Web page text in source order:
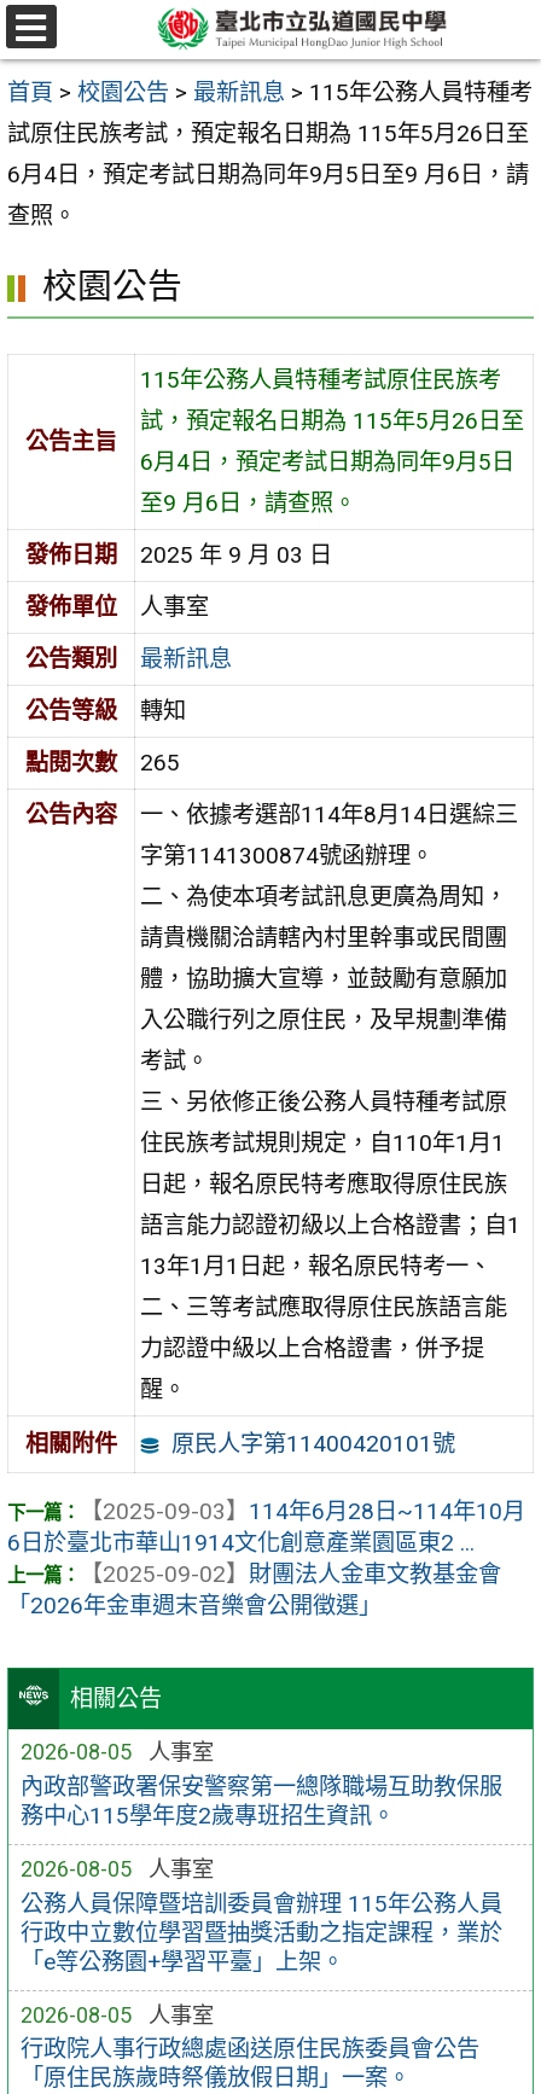
跳
至
主
要
內
容
選
單
首頁 > 校園公告 > 最新訊息 > 115年公務人員特種考
試原住民族考試，預定報名日期為 115年5月26日至
6月4日，預定考試日期為同年9月5日至9 月6日，請
查照。
相關公告
2026-08-05 人事室
內政部警政署保安警察第一總隊職場互助教保服
務中心115學年度2歲專班招生資訊。
2026-08-05 人事室
公務人員保障暨培訓委員會辦理 115年公務人員
行政中立數位學習暨抽獎活動之指定課程，業於
「e等公務園+學習平臺」上架。
2026-08-05 人事室
行政院人事行政總處函送原住民族委員會公告
「原住民族歲時祭儀放假日期」一案。
校園公告
公告主旨
115年公務人員特種考試原住民族考
試，預定報名日期為 115年5月26日至
6月4日，預定考試日期為同年9月5日
至9 月6日，請查照。
發佈日期
2025 年 9 月 03 日
發佈單位
人事室
公告類別
最新訊息
公告等級
轉知
點閱次數
265
公告內容
一、依據考選部114年8月14日選綜三
字第1141300874號函辦理。
二、為使本項考試訊息更廣為周知，
請貴機關洽請轄內村里幹事或民間團
體，協助擴大宣導，並鼓勵有意願加
入公職行列之原住民，及早規劃準備
考試。
三、另依修正後公務人員特種考試原
住民族考試規則規定，自110年1月1
日起，報名原民特考應取得原住民族
語言能力認證初級以上合格證書；自1
13年1月1日起，報名原民特考一、
二、三等考試應取得原住民族語言能
力認證中級以上合格證書，併予提
醒。
相關附件
原民人字第11400420101號
【2025-09-03】 114年6月28日~114年10月
6日於臺北市華山1914文化創意產業園區東2 ...
【2025-09-02】 財團法人金車文教基金會
「2026年金車週末音樂會公開徵選」